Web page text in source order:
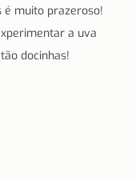
é muito prazeroso!
a uva
docinhas!